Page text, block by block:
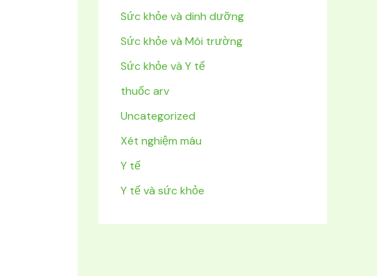
Sức khỏe và dinh dưỡng
Sức khỏe và Môi trường
Sức khỏe và Y tế
thuốc arv
Uncategorized
Xét nghiệm máu
Y tế
Y tế và sức khỏe